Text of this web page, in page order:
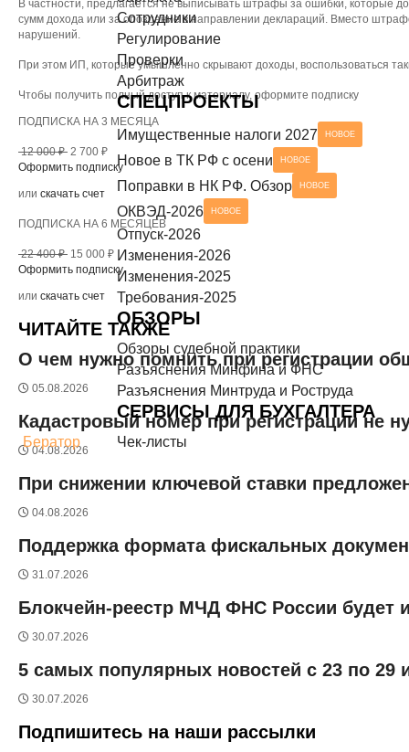
Разъяснения Минтруда и Роструда НОВОЕ
СЕРВИСЫ ДЛЯ БУХГАЛТЕРА
Чек-листы
Бератор
Сотрудники
Регулирование
Проверки
Арбитраж
СПЕЦПРОЕКТЫ
Имущественные налоги 2027 НОВОЕ
Новое в ТК РФ с осени НОВОЕ
Поправки в НК РФ. Обзор НОВОЕ
ОКВЭД-2026 НОВОЕ
Отпуск-2026
Изменения-2026
Изменения-2025
Требования-2025
ОБЗОРЫ
Обзоры судебной практики
Разъяснения Минфина и ФНС
Разъяснения Минтруда и Роструда
СЕРВИСЫ ДЛЯ БУХГАЛТЕРА
Чек-листы
В частности, предлагается не выписывать штрафы за ошибки, которые
сумм дохода или за опоздание в направлении деклараций. Вместо
нарушений.
При этом ИП, которые умышленно скрывают доходы, воспользоваться
Чтобы получить полный доступ к материалу, оформите подписку
ПОДПИСКА НА 3 МЕСЯЦА
12 000 ₽ 2 700 ₽
Оформить подписку
или скачать счет
ПОДПИСКА НА 6 МЕСЯЦЕВ
22 400 ₽ 15 000 ₽
Оформить подписку
или скачать счет
ЧИТАЙТЕ ТАКЖЕ
О чем нужно помнить при регистрации
05.08.2026
Кадастровый номер при регистрации не
04.08.2026
При снижении ключевой ставки
04.08.2026
Поддержка формата фискальных
31.07.2026
Блокчейн-реестр МЧД ФНС России будет
30.07.2026
5 самых популярных новостей с 23 по 29
30.07.2026
Подпишитесь на наши рассылки